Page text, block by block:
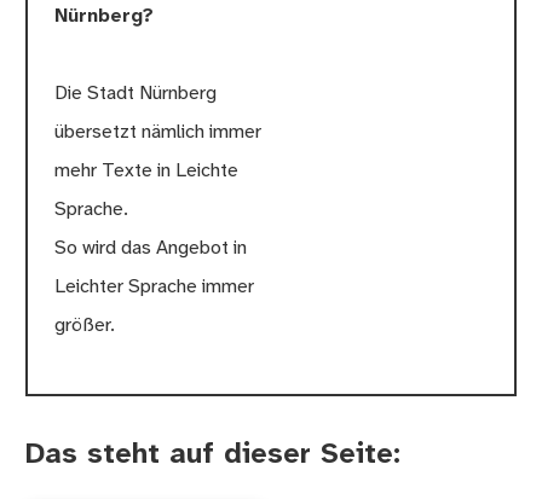
Nürnberg?
Die Stadt Nürnberg
übersetzt nämlich immer
mehr Texte in Leichte
Sprache.
So wird das Angebot in
Leichter Sprache immer
größer.
Das steht auf dieser Seite: